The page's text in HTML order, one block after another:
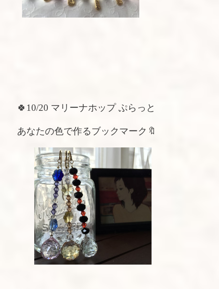
🍀10/20 マリーナホップ ぷらっと
あなたの色で作るブックマーク🔖